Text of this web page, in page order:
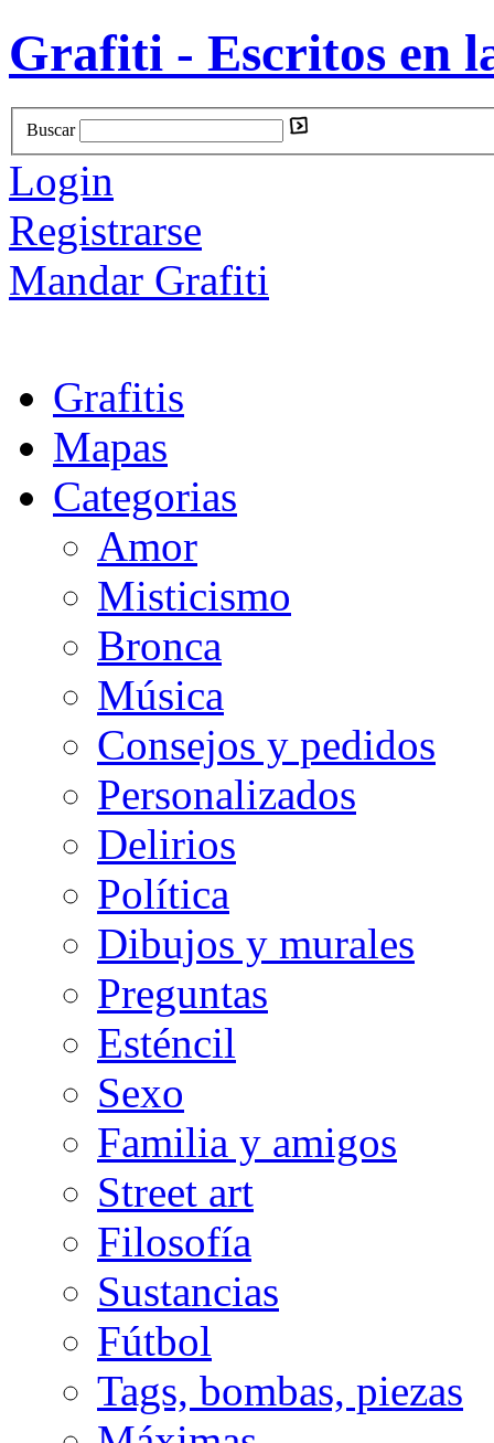
Grafiti - Escritos en
Buscar
Login
Registrarse
Mandar Grafiti
Grafitis
Mapas
Categorias
Amor
Misticismo
Bronca
Música
Consejos y pedidos
Personalizados
Delirios
Política
Dibujos y murales
Preguntas
Esténcil
Sexo
Familia y amigos
Street art
Filosofía
Sustancias
Fútbol
Tags, bombas, piezas